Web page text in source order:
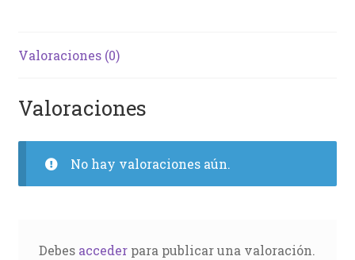
Valoraciones (0)
Valoraciones
No hay valoraciones aún.
Debes accederpara publicar una valoración.